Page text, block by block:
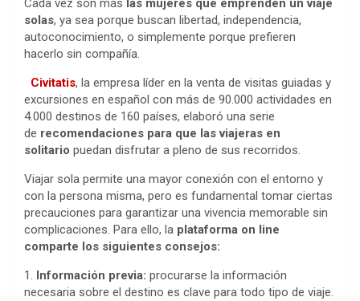
Cada vez son más las mujeres que emprenden un viaje
solas, ya sea porque buscan libertad, independencia,
autoconocimiento, o simplemente porque prefieren
hacerlo sin compañía.
Civitatis, la empresa líder en la venta de visitas guiadas y
excursiones en español con más de 90.000 actividades en
4.000 destinos de 160 países, elaboró una serie
de recomendaciones para que las viajeras en
solitario puedan disfrutar a pleno de sus recorridos.
Viajar sola permite una mayor conexión con el entorno y
con la persona misma, pero es fundamental tomar ciertas
precauciones para garantizar una vivencia memorable sin
complicaciones. Para ello, la plataforma on line
comparte los siguientes consejos:
1. Información previa: procurarse la información
necesaria sobre el destino es clave para todo tipo de viaje.